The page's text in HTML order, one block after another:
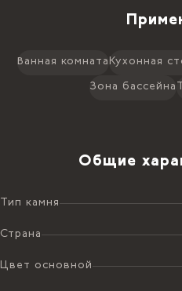
Ванная комната Кухонная
Зона бассейна
Общие
Тип камня
Страна
Цвет основной